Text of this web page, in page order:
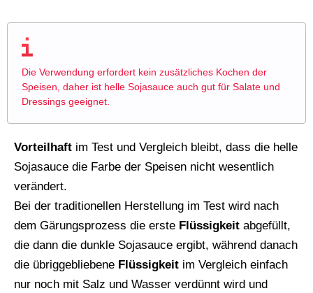
Die Verwendung erfordert kein zusätzliches Kochen der
Speisen, daher ist helle Sojasauce auch gut für Salate und
Dressings geeignet.
Vorteilhaft im Test und Vergleich bleibt, dass die helle
Sojasauce die Farbe der Speisen nicht wesentlich
verändert.
Bei der traditionellen Herstellung im Test wird nach
dem Gärungsprozess die erste Flüssigkeit abgefüllt,
die dann die dunkle Sojasauce ergibt, während danach
die übriggebliebene Flüssigkeit im Vergleich einfach
nur noch mit Salz und Wasser verdünnt wird und